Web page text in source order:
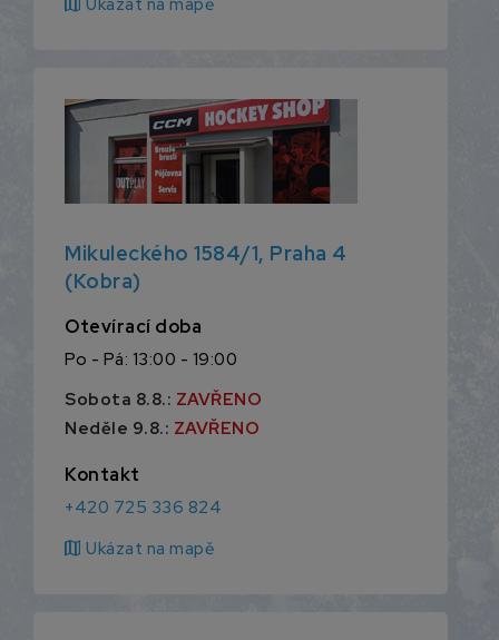
Ukázat na mapě
Mikuleckého 1584/1, Praha 4
(Kobra)
Otevírací doba
Po - Pá: 13:00 - 19:00
Sobota 8.8.: ZAVŘENO
Neděle 9.8.: ZAVŘENO
Kontakt
+420 725 336 824
map Ukázat na mapě